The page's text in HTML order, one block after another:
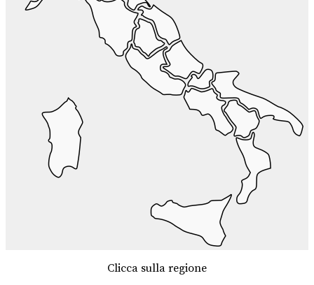
Clicca sulla regione